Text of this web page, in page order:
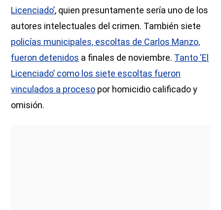
Licenciado’, quien presuntamente sería uno de los
autores intelectuales del crimen. También siete
policías municipales, escoltas de Carlos Manzo,
fueron detenidos a finales de noviembre. Tanto ‘El
Licenciado’ como los siete escoltas fueron
vinculados a proceso por homicidio calificado y
omisión.